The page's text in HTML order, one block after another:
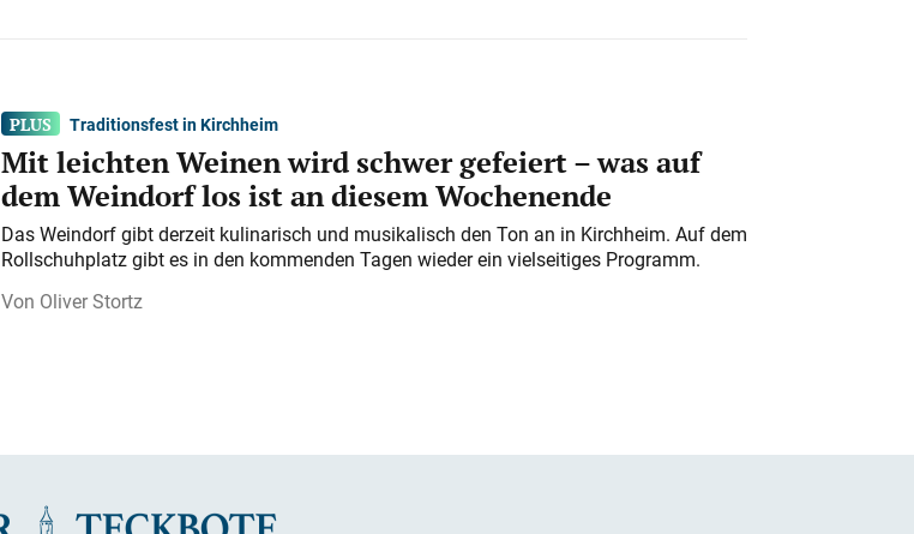
Traditionsfest in Kirchheim
Mit leichten Weinen wird schwer gefeiert – was auf
dem Weindorf los ist an diesem Wochenende
Das Weindorf gibt derzeit kulinarisch und musikalisch den Ton an in Kirchheim. Auf dem
Rollschuhplatz gibt es in den kommenden Tagen wieder ein vielseitiges Programm.
Oliver Stortz